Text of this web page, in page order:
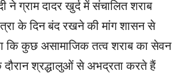
ने ग्राम दादर खुर्द में संचालित शराब
के दिन बंद रखने की मांग शासन से
कि कुछ असामाजिक तत्व शराब का सेवन
श्रद्धालुओं से अभद्रता करते हैं